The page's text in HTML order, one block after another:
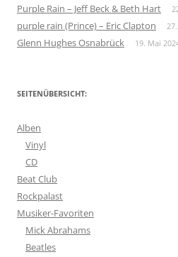
Purple Rain – Jeff Beck & Beth Hart
purple rain (Prince) – Eric Clapton
Glenn Hughes Osnabrück 19. Mai
SEITENÜBERSICHT:
Alben
Vinyl
CD
Beat Club
Rockpalast
Musiker-Favoriten
Mick Abrahams
Beatles